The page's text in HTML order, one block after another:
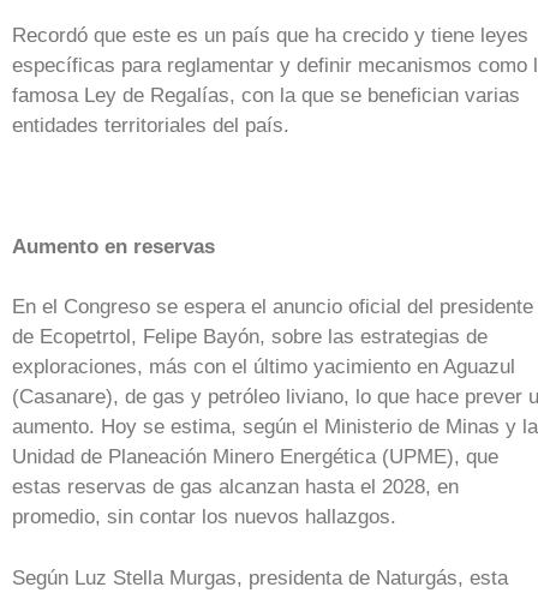
Recordó que este es un país que ha crecido y tiene leyes
específicas para reglamentar y definir mecanismos como
famosa Ley de Regalías, con la que se benefician varias
entidades territoriales del país.
Aumento en reservas
En el Congreso se espera el anuncio oficial del presidente
de Ecopetrtol, Felipe Bayón, sobre las estrategias de
exploraciones, más con el último yacimiento en Aguazul
(Casanare), de gas y petróleo liviano, lo que hace prever
aumento. Hoy se estima, según el Ministerio de Minas y la
Unidad de Planeación Minero Energética (UPME), que
estas reservas de gas alcanzan hasta el 2028, en
promedio, sin contar los nuevos hallazgos.
Según Luz Stella Murgas, presidenta de Naturgás, esta